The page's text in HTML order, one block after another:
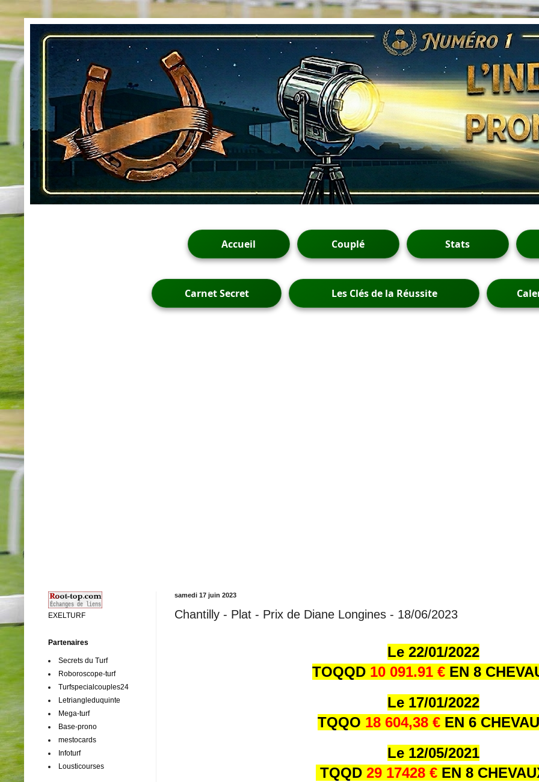
Accueil Couplé Stats
Carnet Secret Les Clés de la Réussite
samedi 17 juin 2023
Chantilly - Plat - Prix de Diane Longines - 18/06/2023
Le 22/01/2022
TOQQD 10 091.91 € EN 8
Le 17/01/2022
TQQO 18 604,38 € EN 6
Le 12/05/2021
TQQD 29 17428 € EN 8
EXELTURF
Partenaires
Secrets du Turf
Roboroscope-turf
Turfspecialcouples24
Letriangleduquinte
Mega-turf
Base-prono
mestocards
Infoturf
Lousticourses